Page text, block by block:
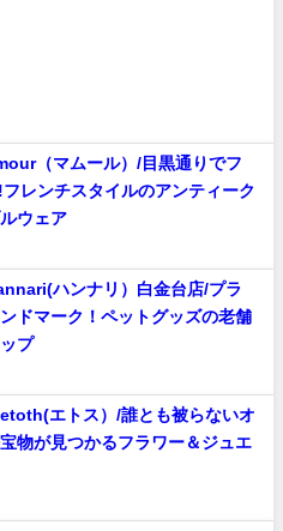
（マムール）/目黒通りでフ
レンチスタイルのアンティーク
ウェア
ハンナリ）白金台店/プラ
ドマーク！ペットグッズの老舗
プ
etoth(エトス）/誰とも被らないオ
物が見つかるフラワー＆ジュエ